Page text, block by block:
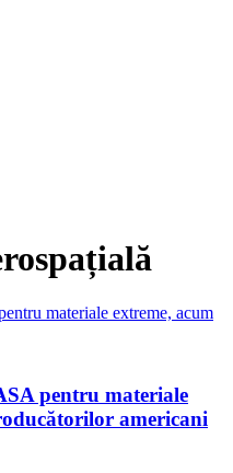
pentru materiale
americani